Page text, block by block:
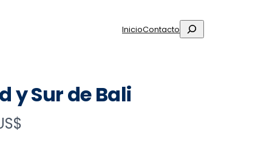
InicioContactoBuscar
y Sur de Bali